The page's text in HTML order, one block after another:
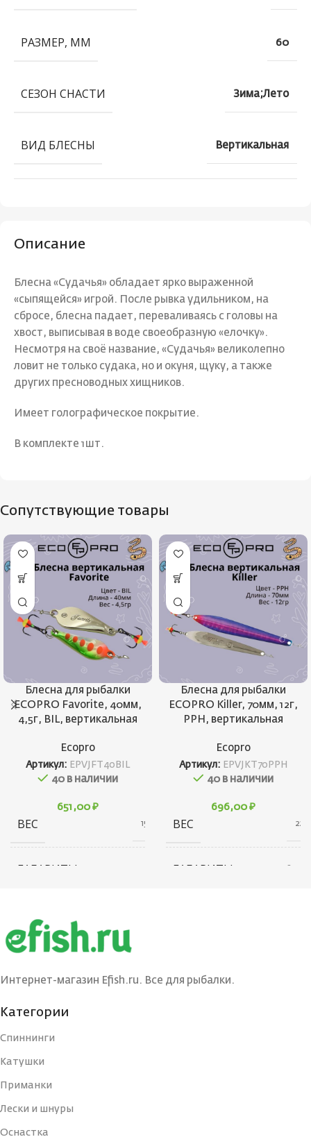
Описание
Блесна «Судачья» обладает ярко выраженной
«сыпящейся» игрой. После рывка удильником, на
сбросе, блесна падает, переваливаясь с головы на
хвост, выписывая в воде своеобразную «елочку».
Несмотря на своё название, «Судачья» великолепно
ловит не только судака, но и окуня, щуку, а также
других пресноводных хищников.
Имеет голографическое покрытие.
В комплекте 1шт.
РАЗМЕР, ММ 60
СЕЗОН СНАСТИ Зима;Лето
ВИД БЛЕСНЫ Вертикальная
Сопутствующие товары
Блесна для рыбалки
ECOPRO Favorite, 40мм,
4,5г, BIL, вертикальная
Ecopro
Артикул: EPVJFT40BIL
40 в наличии
651,00 ₽
ВЕС 15 г
ГАБАРИТЫ
Блесна для рыбалки
ECOPRO Killer, 70мм, 12г,
PPH, вертикальная
Ecopro
Артикул: EPVJKT70PPH
40 в наличии
696,00 ₽
ВЕС 22 г
ГАБАРИТЫ
Интернет-магазин Efish.ru. Все для рыбалки.
Категории
Спиннинги
Катушки
Приманки
Лески и шнуры
Оснастка